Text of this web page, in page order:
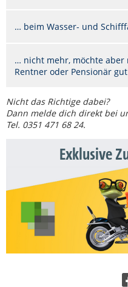
… beim Wasser- und
… nicht mehr, möchte aber
Rentner oder Pensionär
Nicht das Richtige dabei?
Dann melde dich direkt bei
Tel. 0351 471 68 24.
Exklusive